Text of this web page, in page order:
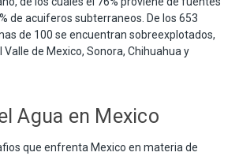
de acuiferos subterraneos. De los 653
de 100 se encuentran sobreexplotados,
de Mexico, Sonora, Chihuahua y
Agua en Mexico
que enfrenta Mexico en materia de